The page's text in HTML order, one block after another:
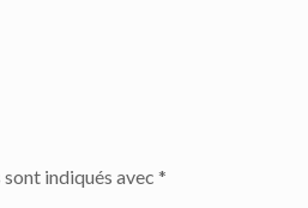
indiqués avec*